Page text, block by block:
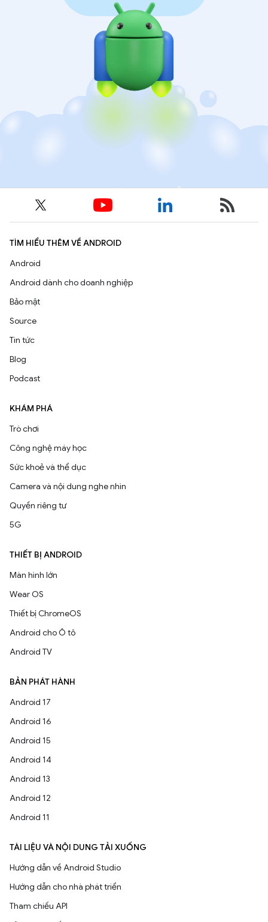
TÌM HIỂU THÊM VỀ ANDROID
Android
Android dành cho doanh nghiệp
Bảo mật
Source
Tin tức
Blog
Podcast
KHÁM PHÁ
Trò chơi
Công nghệ máy học
Sức khoẻ và thể dục
Camera và nội dung nghe nhìn
Quyền riêng tư
5G
THIẾT BỊ ANDROID
Màn hình lớn
Wear OS
Thiết bị ChromeOS
Android cho Ô tô
Android TV
BẢN PHÁT HÀNH
Android 17
Android 16
Android 15
Android 14
Android 13
Android 12
Android 11
TÀI LIỆU VÀ NỘI DUNG TẢI XUỐNG
Hướng dẫn về Android Studio
Hướng dẫn cho nhà phát triển
Tham chiếu API